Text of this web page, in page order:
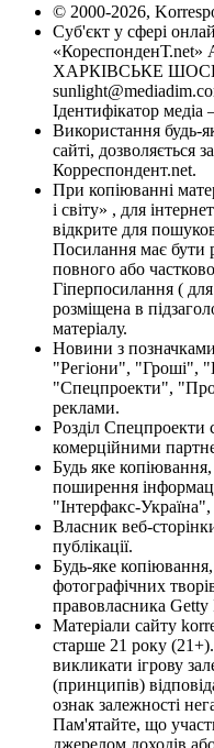
© 2000-2026,
Суб'єкт у сфері
«КореспонденТ.net»
ХАРКІВСЬКЕ ШОСЕ,
Ідентифікатор медіа
Використання будь-
сайті, дозволяється
Корреспондент.net.
При копіюванні
і світу» , для
відкрите для
Посилання має бути
повного або
Гіперпосилання (
розміщена в
матеріалу.
Новини з
"Регіони", "Гроші",
"Спецпроекти",
реклами.
Розділ Спецпроекти
комерційними
Будь яке
поширення
"Інтерфакс-
Власник веб-
публікації.
Будь-яке
фотографічних
правовласника Getty
Матеріали сайту
старше 21 року
викликати ігрову
(принципів)
ознак залежності
Пам'ятайте, що
джерелом доходів